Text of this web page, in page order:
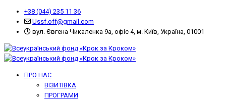
+38 (044) 235 11 36
Ussf.off@gmail.com
вул. Євгена Чикаленка 9а, офіс 4, м. Київ, Україна, 01001
ПРО НАС
ВІЗИТІВКА
ПРОГРАМИ